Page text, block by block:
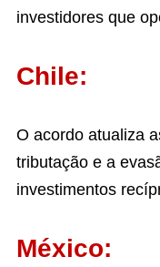
investidores que
Chile:
O acordo atualiza
tributação e a
investimentos
México: